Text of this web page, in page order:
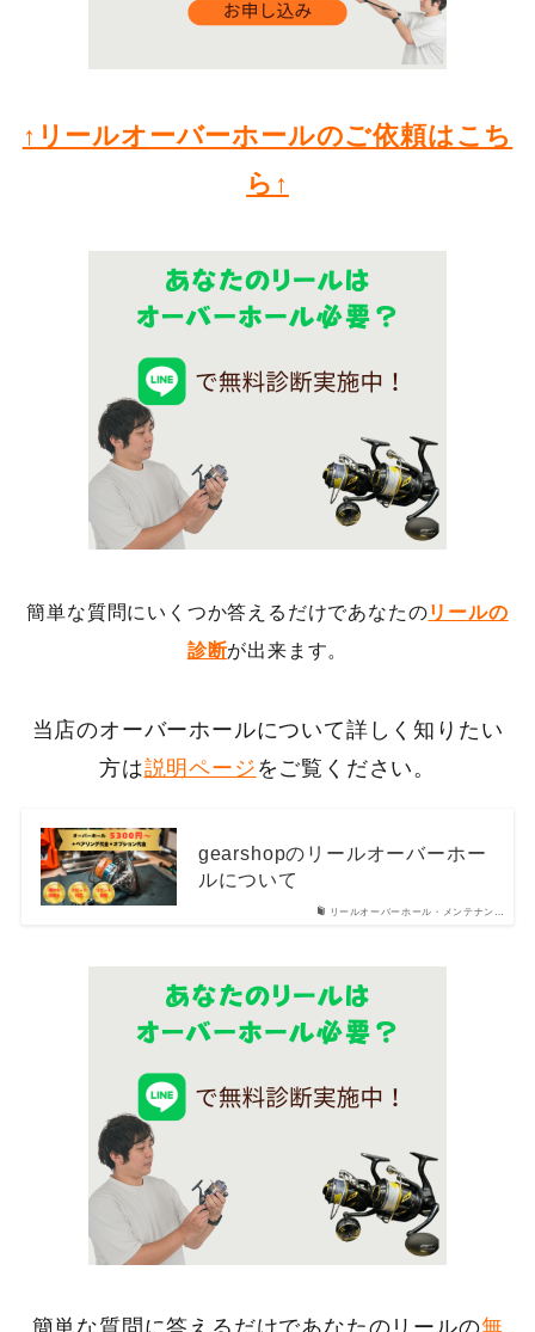
↑リールオーバーホールのご依頼はこち
ら↑
簡単な質問にいくつか答えるだけであなたのリールの
診断が出来ます。
当店のオーバーホールについて詳しく知りたい
方は説明ページ をご覧ください。
リールオーバーホール・メンテナン…
gearshopのリールオーバーホー
ルについて